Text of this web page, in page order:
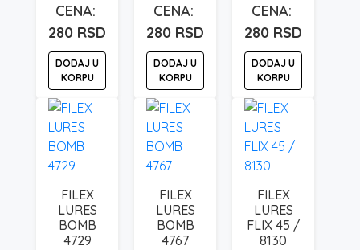
280 RSD
DODAJ U
KORPU
280 RSD
DODAJ U
KORPU
280 RSD
DODAJ U
KORPU
FILEX
LURES
BOMB
4729
FILEX
LURES
BOMB
4767
FILEX
LURES
FLIX 45 /
8130